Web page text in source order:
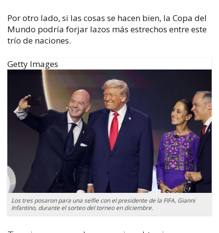
Por otro lado, si las cosas se hacen bien, la Copa del
Mundo podría forjar lazos más estrechos entre este
trío de naciones.
Getty Images
Los tres posaron para una selfie con el presidente de la FIFA, Gianni
Infantino, durante el sorteo del torneo en diciembre.